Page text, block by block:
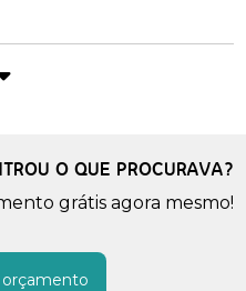
O QUE PROCURAVA?
grátis agora mesmo!